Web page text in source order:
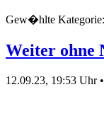
Gew�hlte Kategorie:
Weiter ohne
12.09.23, 19:53 Uhr •